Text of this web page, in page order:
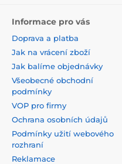
Informace pro vás
Doprava a platba
Jak na vrácení zboží
Jak balíme objednávky
Všeobecné obchodní
podmínky
VOP pro firmy
Ochrana osobních údajů
Podmínky užití webového
rozhraní
Reklamace